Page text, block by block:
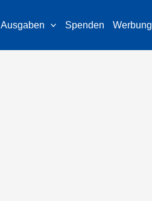
Ausgaben Spenden Werbung